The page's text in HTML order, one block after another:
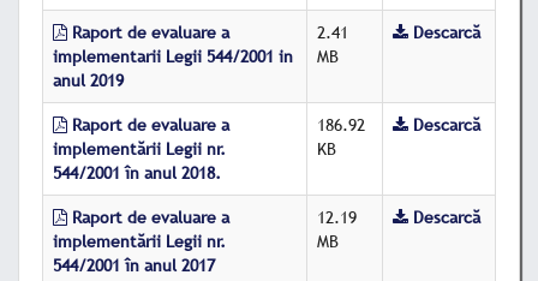
Raport de evaluare a
implementarii Legii 544/2001 in
anul 2019
2.41
MB
Descarcă
Raport de evaluare a
implementării Legii nr.
544/2001 în anul 2018.
186.92
KB
Descarcă
Raport de evaluare a
implementării Legii nr.
544/2001 în anul 2017
12.19
MB
Descarcă